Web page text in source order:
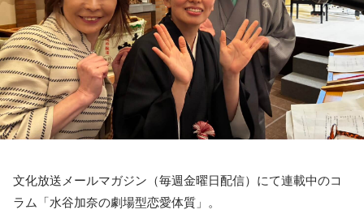
【4位】獅子座（しし座）
あなたの望みについて考えましょう。あなたにとって、どん
な未来が理想的でしょうか？ご自身の望みを明確にイメージ
していくことで、あなたの今後のあり方が決まっていきそう
です。
【5位】射手座（いて座）
たバラードを聴いたりすることで、良い流れがやってきそう
ですよ。
文化放送メールマガジン（毎週金曜日配信）にて連載中のコ
ラム「水谷加奈の劇場型恋愛体質」。